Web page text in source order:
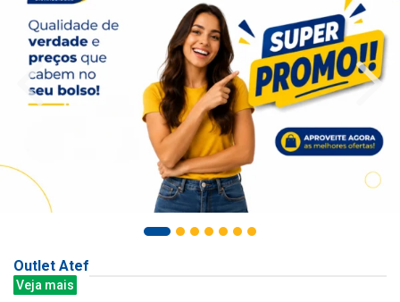
Outlet Atef
Veja mais